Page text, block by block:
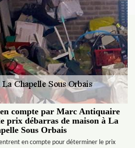
compte par Marc Antiquaire
prix débarras de maison à La
Sous Orbais
en compte pour déterminer le prix